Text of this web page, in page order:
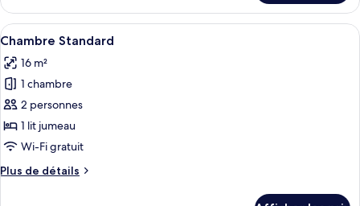
lit
double,
non-
fumeur
Chambre
Standard,
1
double,
non-
Afficher
toutes
les
photos
pour
ce
type
chambre :
Une chambre d’hôtel moderne
12
Chambre Standard
16 m²
1 chambre
2 personnes
1 lit jumeau
Wi-Fi gratuit
Plus de détails
Plus